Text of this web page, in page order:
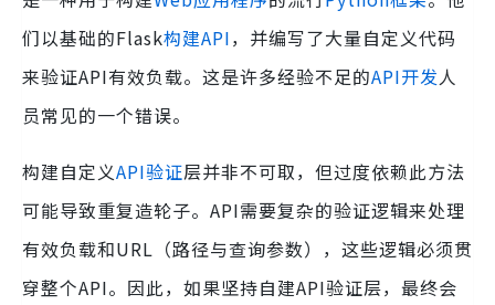
们以基础的Flask构建API，并编写了大量自定义代码
来验证API有效负载。这是许多经验不足的API开发人
员常见的一个错误。
构建自定义API验证层并非不可取，但过度依赖此方法
可能导致重复造轮子。API需要复杂的验证逻辑来处理
有效负载和URL（路径与查询参数），这些逻辑必须贯
穿整个API。因此，如果坚持自建API验证层，最终会